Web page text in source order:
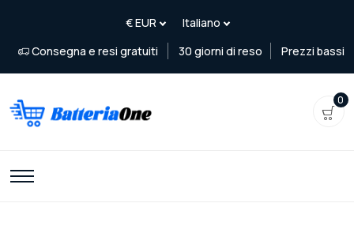
Consegna e resi gratuiti 30 giorni di reso Prezzi bassi
0